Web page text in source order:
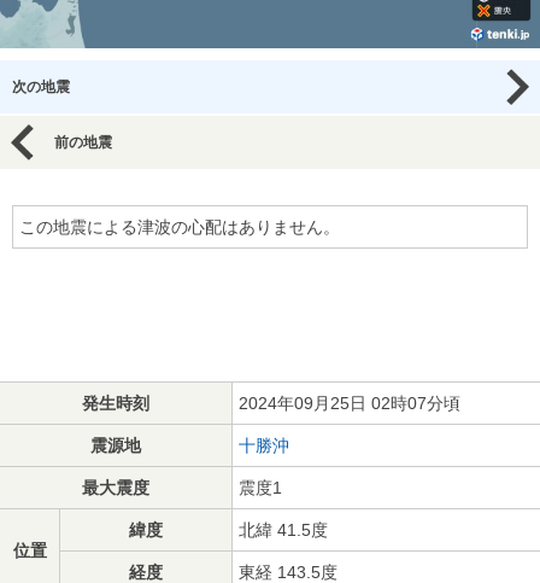
次の地震
前の地震
この地震による津波の心配はありません。
発生時刻 2024年09月25日 02時07分頃
震源地 十勝沖
最大震度 震度1
位置
緯度 北緯 41.5度
経度 東経 143.5度